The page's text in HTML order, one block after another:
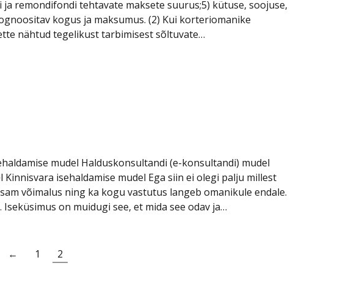
remondifondi tehtavate maksete suurus;5) kütuse, soojuse,
kogus ja maksumus. (2) Kui korteriomanike
nähtud tegelikust tarbimisest sõltuvate…
mudel Halduskonsultandi (e-konsultandi) mudel
isehaldamise mudel Ega siin ei olegi palju millest
võimalus ning ka kogu vastutus langeb omanikule endale.
on muidugi see, et mida see odav ja…
← 1 2